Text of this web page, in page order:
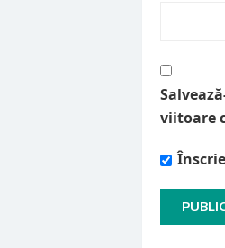
viitoare